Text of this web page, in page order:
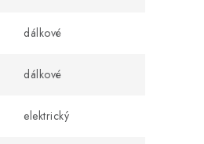
dálkové
dálkové
elektrický